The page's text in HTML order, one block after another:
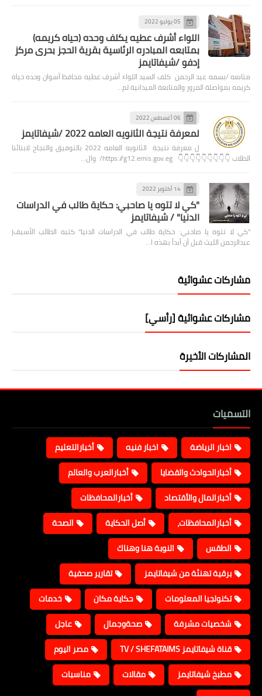
05 يوليو 2022
اللواء أشرف عطيه يكلف وحده (حياه كريمه)
بمتابعه المبادره الرئاسية بقرية الحجز بحرى مركز
إدفو /شيفاتايمز
متابعه /بسمه عبد الرحمن كلف السيد اللواء أشرف عطيه محافظ أسوان وحده حياه
كريمه بمواصلة المرور والمتابعة الميدانية لم…
06 أغسطس 2022
لمعرفة نتيجة الثانويه العامه 2022 /شيفاتايمز
ل معرفة نتيجة الثانويه العامه 2022 بالتوفيق والنجاح لابنائنا
الطلاب 👇👇👇👇👇👇👇👇👇 https://g12.emis.gov.eg/ وال…
14 أكتوبر 2022
"كي لا تتوه يا صاحبي: حكاية طالب في الدراسات
الدنيا" / شيفاتايمز
"كي لا تتوه يا صاحبي: حكاية طالب في الدراسات الدنيا" كتبه الطالب الأسيف|
عبدالرحمن الليث قبل أن أبدأ بهذه ا…
مشاركات عشوائية
مشاركات عشوائية [رأسي]
المشاركات الأخيرة
التسميات
اخبار الرياضة اخبار فنيه
أخبارالتعليم
أخبارالحوادث والقضايا
أخبارالعرب والعالم
أخبارالمال والأقتصاد
أخبارالمحافظات
أخبارالمحافظات،
أصل الحكاية
الصحة
الطقس
النوبة هنا وهناك
برقية تهنئة من شيفاتايمز
تقارير صحفية
تكنولجيا المعلومات
حكاية مكان
خدمات
شخصيات مشرفة
صحةوجمال
عاجل
قناة شيفاتايمز TV / SHEFATAIMS
مصر اليوم
مطبخ شيفاتايمز
مقالات
مناسبات